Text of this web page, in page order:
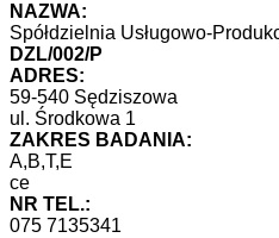
NAZWA:
Spółdzielnia Usługowo-
DZL/002/P
ADRES:
59-540 Sędziszowa
ul. Środkowa 1
ZAKRES BADANIA:
A,B,T,E
ce
NR TEL.:
075 7135341